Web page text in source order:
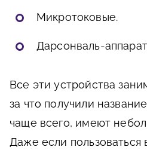
Микротоковые.
Дарсонваль-
Все эти устройства
за что получили
чаще всего, имеют
Даже если пользоваться